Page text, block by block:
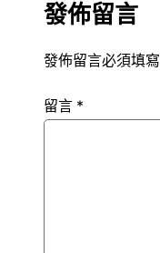
發佈留言
發佈留言必須填
留言 *